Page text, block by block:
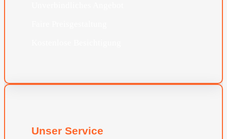
Unser Service